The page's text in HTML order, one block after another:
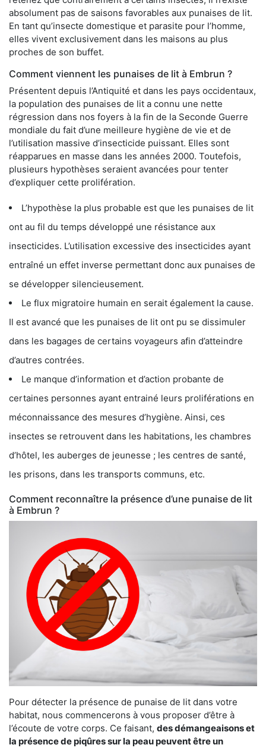
absolument pas de saisons favorables aux punaises de lit.
En tant qu’insecte domestique et parasite pour l’homme,
elles vivent exclusivement dans les maisons au plus
proches de son buffet.
Comment viennent les punaises de lit à Embrun ?
Présentent depuis l’Antiquité et dans les pays occidentaux,
la population des punaises de lit a connu une nette
régression dans nos foyers à la fin de la Seconde Guerre
mondiale du fait d’une meilleure hygiène de vie et de
l’utilisation massive d’insecticide puissant. Elles sont
réapparues en masse dans les années 2000. Toutefois,
plusieurs hypothèses seraient avancées pour tenter
d’expliquer cette prolifération.
L’hypothèse la plus probable est que les punaises de lit
ont au fil du temps développé une résistance aux
insecticides. L’utilisation excessive des insecticides ayant
entraîné un effet inverse permettant donc aux punaises de
se développer silencieusement.
Le flux migratoire humain en serait également la cause.
Il est avancé que les punaises de lit ont pu se dissimuler
dans les bagages de certains voyageurs afin d’atteindre
d’autres contrées.
Le manque d’information et d’action probante de
certaines personnes ayant entrainé leurs proliférations en
méconnaissance des mesures d’hygiène. Ainsi, ces
insectes se retrouvent dans les habitations, les chambres
d’hôtel, les auberges de jeunesse ; les centres de santé,
les prisons, dans les transports communs, etc.
Comment reconnaître la présence d’une punaise de lit
à Embrun ?
Pour détecter la présence de punaise de lit dans votre
habitat, nous commencerons à vous proposer d’être à
l’écoute de votre corps. Ce faisant, des démangeaisons et
la présence de piqûres sur la peau peuvent être un